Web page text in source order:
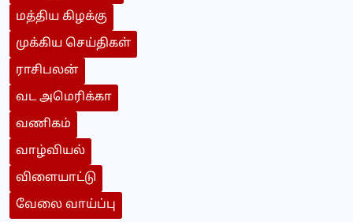
மத்திய கிழக்கு
முக்கிய செய்திகள்
ராசிபலன்
வட அமெரிக்கா
வணிகம்
வாழ்வியல்
விளையாட்டு
வேலை வாய்ப்பு